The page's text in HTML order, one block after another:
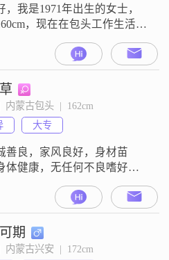
，我是1971年出生的女士，
，现在在包头工作生活
我的学历是高中及以下，
收入在3001到5000元之间
我的性格比较乐观积极，
立自信，和大家相处起来也
为人真诚可靠，比较享受当
活状态##3002##平时我比较
行攻略，也喜欢美食烹饪，
穿搭也
内蒙古包头  |  162cm
大专
善良，家风良好，身材苗
体健康，无任何不良嗜好
欢安静##3002##会做饭擅长
希望遇到一个坦诚相
互包容的你
期
内蒙古兴安  |  172cm